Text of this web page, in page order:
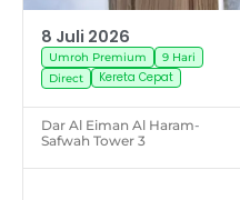
8 Juli 2026
Umroh Premium
9 Hari
Direct
Kereta Cepat
Dar Al Eiman Al Haram-
Safwah Tower 3